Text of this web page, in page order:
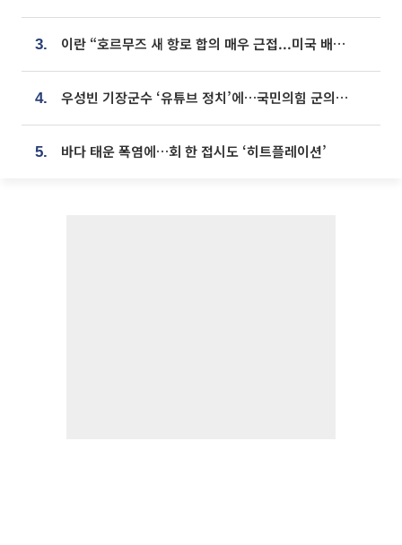
3. 이란 “호르무즈 새 항로 합의 매우 근접...미국 배상 먼저”
4. 우성빈 기장군수 ‘유튜브 정치’에…국민의힘 군의원들 집단 반발
5. 바다 태운 폭염에…회 한 접시도 ‘히트플레이션’